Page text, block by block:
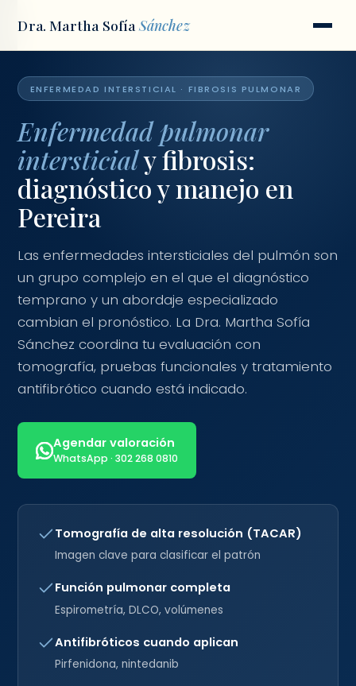
Dra. Martha Sofía Sánchez
Inicio / Condiciones Enfermedad intersticial
ENFERMEDAD INTERSTICIAL · FIBROSIS PULMONAR
Enfermedad pulmonar
intersticialy fibrosis:
diagnóstico y manejo en
Pereira
Las enfermedades intersticiales del pulmón son
un grupo complejo en el que el diagnóstico
temprano y un abordaje especializado
cambian el pronóstico. La Dra. Martha Sofía
Sánchez coordina tu evaluación con
tomografía, pruebas funcionales y tratamiento
antifibrótico cuando está indicado.
Agendar valoración
WhatsApp · 302 268 0810
Tomografía de alta resolución (TACAR)
Imagen clave para clasificar el patrón
Función pulmonar completa
Espirometría, DLCO, volúmenes
Antifibróticos cuando aplican
Pirfenidona, nintedanib